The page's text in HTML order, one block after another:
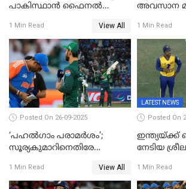
പാകിസ്ഥാന്‍ ഫൈനല്‍
1 Min Read View All
അവസാന
1 Min Read
Posted On 26-09-2025
‘പഹൽഗാം പരാമർശം’;
സൂര്യകുമാറിനെതിരേ
ഹാരിസ് റൗഫിനും പിഴ ശിക്ഷ
1 Min Read View All
LATEST NEWS
Posted On
ഇന്ത്യയ്ക്ക്
നേടിയ
1 Min Read